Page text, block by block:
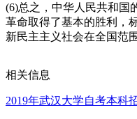
(6)总之，中华人民共和国
革命取得了基本的胜利，
新民主主义社会在全国范
相关信息
2019年武汉大学自考本科